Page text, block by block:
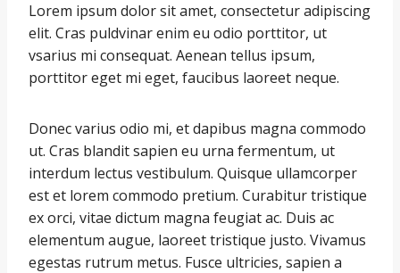
Lorem ipsum dolor sit amet, consectetur adipiscing
elit. Cras puldvinar enim eu odio porttitor, ut
vsarius mi consequat. Aenean tellus ipsum,
porttitor eget mi eget, faucibus laoreet neque.
Donec varius odio mi, et dapibus magna commodo
ut. Cras blandit sapien eu urna fermentum, ut
interdum lectus vestibulum. Quisque ullamcorper
est et lorem commodo pretium. Curabitur tristique
ex orci, vitae dictum magna feugiat ac. Duis ac
elementum augue, laoreet tristique justo. Vivamus
egestas rutrum metus. Fusce ultricies, sapien a